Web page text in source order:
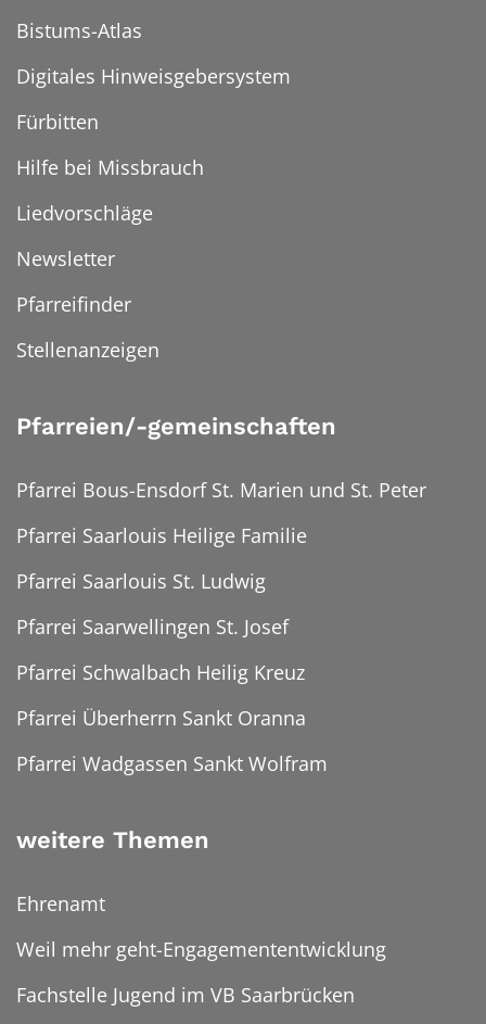
Bistums-Atlas
Digitales Hinweisgebersystem
Fürbitten
Hilfe bei Missbrauch
Liedvorschläge
Newsletter
Pfarreifinder
Stellenanzeigen
Pfarreien/-gemeinschaften
Pfarrei Bous-Ensdorf St. Marien und St. Peter
Pfarrei Saarlouis Heilige Familie
Pfarrei Saarlouis St. Ludwig
Pfarrei Saarwellingen St. Josef
Pfarrei Schwalbach Heilig Kreuz
Pfarrei Überherrn Sankt Oranna
Pfarrei Wadgassen Sankt Wolfram
weitere Themen
Ehrenamt
Weil mehr geht-Engagemententwicklung
Fachstelle Jugend im VB Saarbrücken